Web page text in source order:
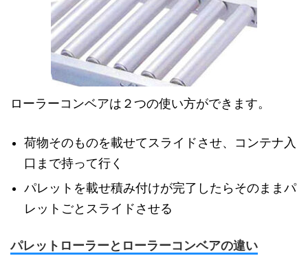
ローラーコンベアは２つの使い方ができます。
荷物そのものを載せてスライドさせ、コンテナ入
口まで持って行く
パレットを載せ積み付けが完了したらそのままパ
レットごとスライドさせる
パレットローラーとローラーコンベアの違い